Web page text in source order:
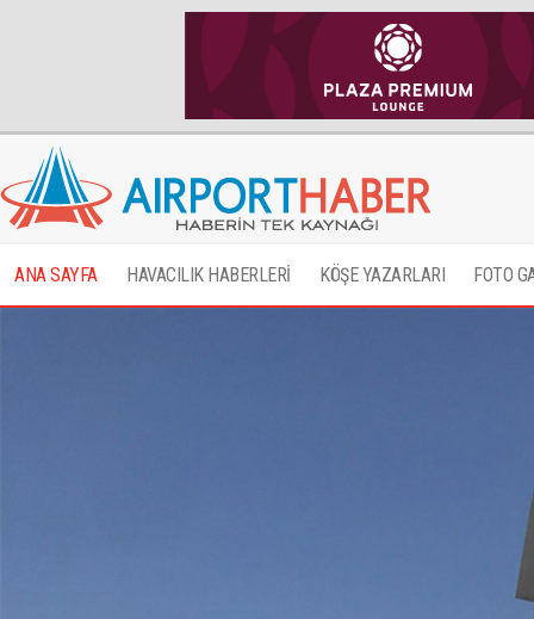
ANA SAYFA HAVACILIK HABERLERİ KÖŞE YAZARLARI FOTO